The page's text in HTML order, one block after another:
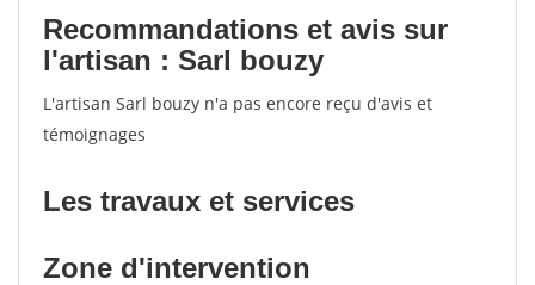
Recommandations et avis sur
l'artisan : Sarl bouzy
L'artisan Sarl bouzy n'a pas encore reçu d'avis et
témoignages
Les travaux et services
Zone d'intervention